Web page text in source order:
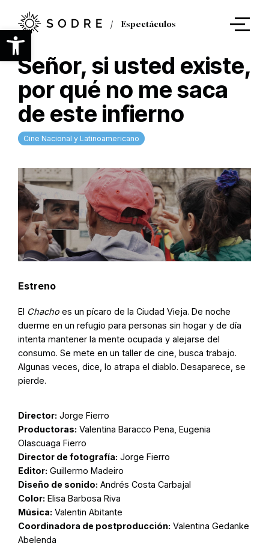
Abrir barra de herramientas
contenido
principal
Espectáculos
Señor, si usted existe,
por qué no me saca
de este infierno
Cine Nacional y Latinoamericano
Estreno
El Chacho es un pícaro de la Ciudad Vieja. De noche
duerme en un refugio para personas sin hogar y de día
intenta mantener la mente ocupada y alejarse del
consumo. Se mete en un taller de cine, busca trabajo.
Algunas veces, dice, lo atrapa el diablo. Desaparece, se
pierde.
Director: Jorge Fierro
Productoras: Valentina Baracco Pena, Eugenia
Olascuaga Fierro
Director de fotografía: Jorge Fierro
Editor: Guillermo Madeiro
Diseño de sonido: Andrés Costa Carbajal
Color: Elisa Barbosa Riva
Música: Valentin Abitante
Coordinadora de postproducción: Valentina Gedanke
Abelenda